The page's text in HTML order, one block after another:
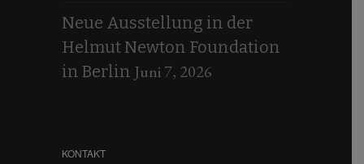
Neue Ausstellung in der
Helmut Newton Foundation
in Berlin Juni 7, 2026
KONTAKT